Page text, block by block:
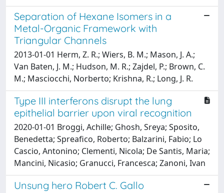
Separation of Hexane Isomers in a
Metal-Organic Framework with
Triangular Channels
2013-01-01 Herm, Z. R.; Wiers, B. M.; Mason, J. A.;
Van Baten, J. M.; Hudson, M. R.; Zajdel, P.; Brown, C.
M.; Masciocchi, Norberto; Krishna, R.; Long, J. R.
Type III interferons disrupt the lung
epithelial barrier upon viral recognition
2020-01-01 Broggi, Achille; Ghosh, Sreya; Sposito,
Benedetta; Spreafico, Roberto; Balzarini, Fabio; Lo
Cascio, Antonino; Clementi, Nicola; De Santis, Maria;
Mancini, Nicasio; Granucci, Francesca; Zanoni, Ivan
Unsung hero Robert C. Gallo